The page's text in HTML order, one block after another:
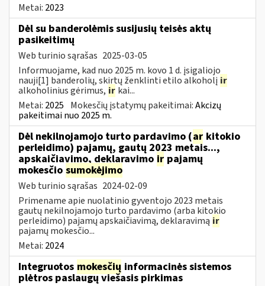
Metai: 2023
Dėl su banderolėmis susijusių teisės aktų
pasikeitimų
Web turinio sąrašas 2025-03-05
Informuojame, kad nuo 2025 m. kovo 1 d. įsigaliojo
nauji[1] banderolių, skirtų ženklinti etilo alkoholį ir
alkoholinius gėrimus, ir kai...
Metai: 2025 Mokesčių įstatymų pakeitimai:Akcizų
pakeitimai nuo 2025 m.
Dėl nekilnojamojo turto pardavimo (ar kitokio
perleidimo) pajamų, gautų 2023 metais...,
apskaičiavimo, deklaravimo ir pajamų
mokesčio sumokėjimo
Web turinio sąrašas 2024-02-09
Primename apie nuolatinio gyventojo 2023 metais
gautų nekilnojamojo turto pardavimo (arba kitokio
perleidimo) pajamų apskaičiavimą, deklaravimą ir
pajamų mokesčio...
Metai: 2024
Integruotos mokesčių informacinės sistemos
plėtros paslaugų viešasis pirkimas